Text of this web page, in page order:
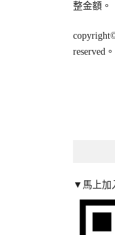
整金額。
reserved。
▼馬上加